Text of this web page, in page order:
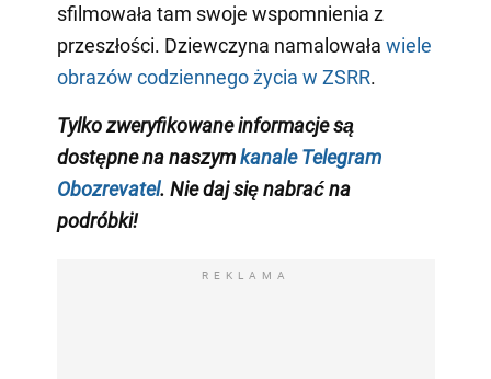
sfilmowała tam swoje wspomnienia z
przeszłości. Dziewczyna namalowała wiele
obrazów codziennego życia w ZSRR.
Tylko zweryfikowane informacje są
dostępne na naszymkanale Telegram
Obozrevatel. Nie daj się nabrać na
podróbki!
REKLAMA